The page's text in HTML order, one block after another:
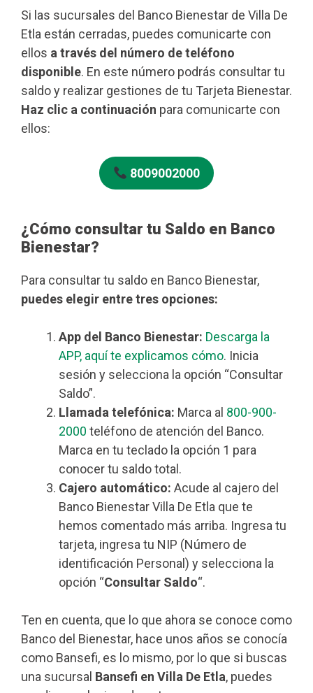
Si las sucursales del Banco Bienestar de Villa De
Etla están cerradas, puedes comunicarte con
ellos a través del número de teléfono
disponible. En este número podrás consultar tu
saldo y realizar gestiones de tu Tarjeta Bienestar.
Haz clic a continuación para comunicarte con
ellos:
8009002000
¿Cómo consultar tu Saldo en Banco
Bienestar?
Para consultar tu saldo en Banco Bienestar,
puedes elegir entre tres opciones:
App del Banco Bienestar: Descarga la
APP, aquí te explicamos cómo. Inicia
sesión y selecciona la opción “Consultar
Saldo”.
Llamada telefónica: Marca al 800-900-
2000 teléfono de atención del Banco.
Marca en tu teclado la opción 1 para
conocer tu saldo total.
Cajero automático: Acude al cajero del
Banco Bienestar Villa De Etla que te
hemos comentado más arriba. Ingresa tu
tarjeta, ingresa tu NIP (Número de
identificación Personal) y selecciona la
opción “Consultar Saldo“.
Ten en cuenta, que lo que ahora se conoce como
Banco del Bienestar, hace unos años se conocía
como Bansefi, es lo mismo, por lo que si buscas
una sucursal Bansefi en Villa De Etla, puedes